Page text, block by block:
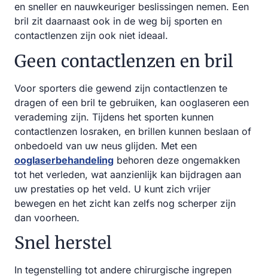
en sneller en nauwkeuriger beslissingen nemen. Een
bril zit daarnaast ook in de weg bij sporten en
contactlenzen zijn ook niet ideaal.
Geen contactlenzen en bril
Voor sporters die gewend zijn contactlenzen te
dragen of een bril te gebruiken, kan ooglaseren een
verademing zijn. Tijdens het sporten kunnen
contactlenzen losraken, en brillen kunnen beslaan of
onbedoeld van uw neus glijden. Met een
ooglaserbehandeling behoren deze ongemakken
tot het verleden, wat aanzienlijk kan bijdragen aan
uw prestaties op het veld. U kunt zich vrijer
bewegen en het zicht kan zelfs nog scherper zijn
dan voorheen.
Snel herstel
In tegenstelling tot andere chirurgische ingrepen